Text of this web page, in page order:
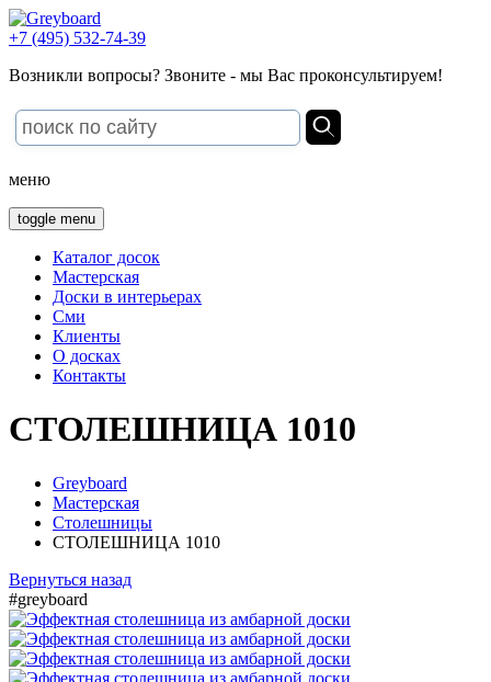
+7 (495) 532-74-39
Возникли вопросы? Звоните - мы Вас проконсультируем!
меню
toggle menu
Каталог досок
Мастерская
Доски в интерьерах
Сми
Клиенты
О досках
Контакты
СТОЛЕШНИЦА 1010
Greyboard
Мастерская
Столешницы
СТОЛЕШНИЦА 1010
Вернуться назад
#greyboard